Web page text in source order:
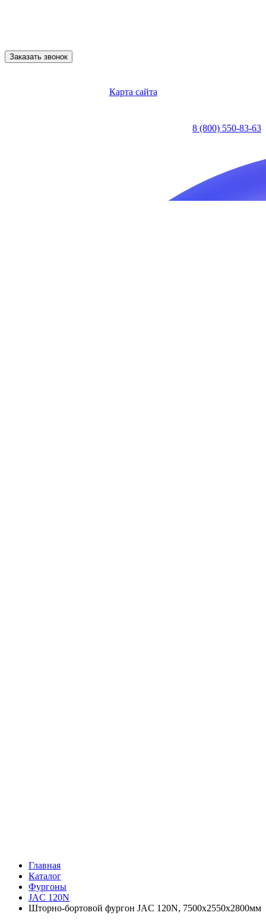
Заказать звонок
Карта сайта
8 (800) 550-83-63
Главная
Каталог
Фургоны
JAC 120N
Шторно-бортовой фургон JAC 120N, 7500х2550х2800мм